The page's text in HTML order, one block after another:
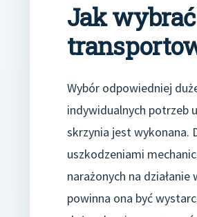
Jak
Wybór odpowiedniej
indywidualnych potrzeb
skrzynia jest wykonana.
uszkodzeniami
narażonych na
powinna ona być